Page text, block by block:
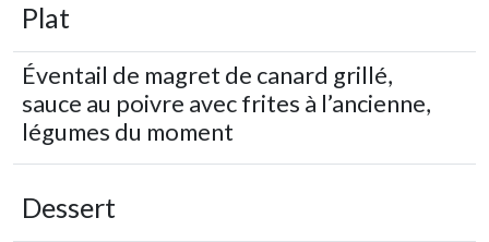
Plat
Éventail de magret de canard grillé,
sauce au poivre avec frites à l’ancienne,
légumes du moment
Dessert